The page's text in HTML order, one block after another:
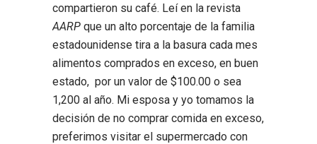
compartieron su café. Leí en la revista
AARP que un alto porcentaje de la familia
estadounidense tira a la basura cada mes
alimentos comprados en exceso, en buen
estado, por un valor de $100.00 o sea
1,200 al año. Mi esposa y yo tomamos la
decisión de no comprar comida en exceso,
preferimos visitar el supermercado con